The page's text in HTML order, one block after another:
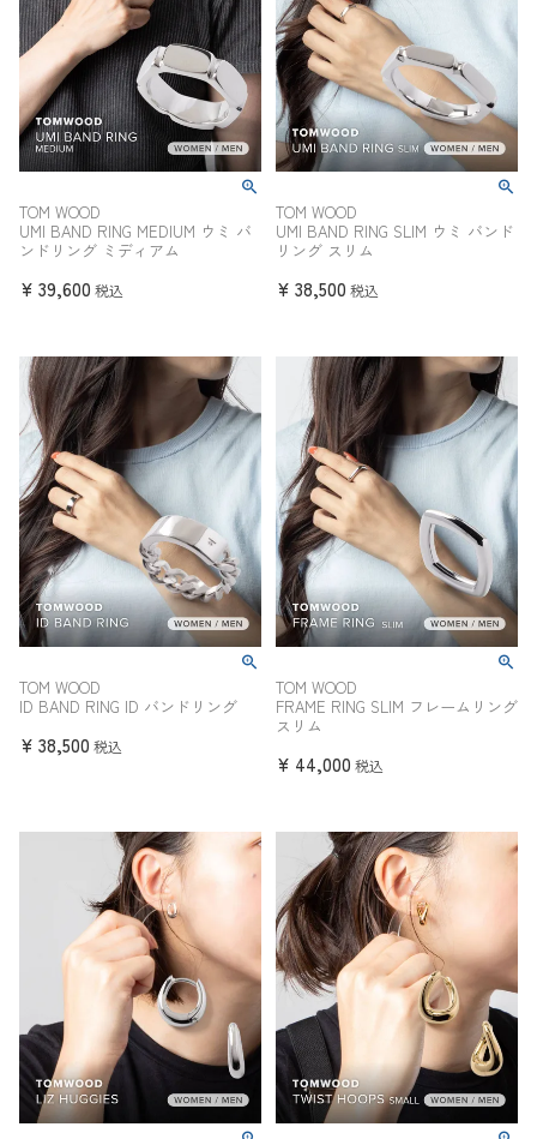
TOM WOOD
UMI BAND RING MEDIUM ウミ バ
ンドリング ミディアム
¥ 39,600 税込
TOM WOOD
UMI BAND RING SLIM ウミ バンド
リング スリム
¥ 38,500 税込
TOM WOOD
ID BAND RING ID バンドリング
¥ 38,500 税込
TOM WOOD
FRAME RING SLIM フレームリング
スリム
¥ 44,000 税込